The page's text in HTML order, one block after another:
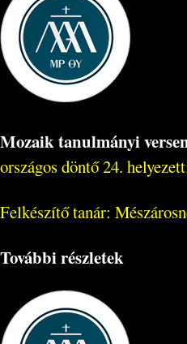
Mozaik tanulmányi
országos döntő 24.
Felkészítő tanár:
További részletek